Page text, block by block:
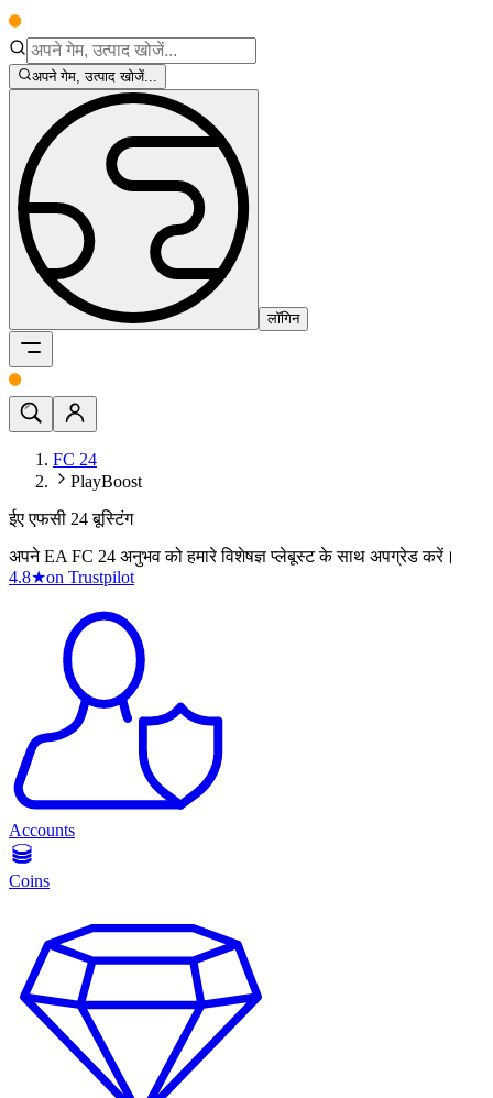
अपने गेम, उत्पाद खोजें...
लॉगिन
FC 24
PlayBoost
ईए एफसी 24 बूस्टिंग
अपने EA FC 24 अनुभव को हमारे विशेषज्ञ प्लेबूस्ट के साथ अपग्रेड करें।
4.8★on Trustpilot
Accounts
Coins